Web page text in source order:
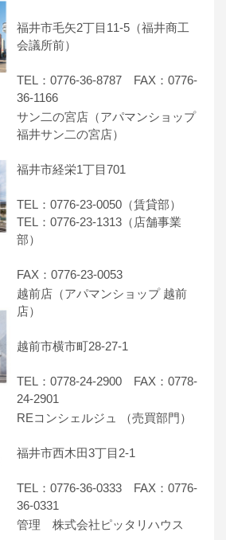
福井市毛矢2丁目11-5（福井商工
会議所前）
TEL：0776-36-8787 FAX：0776-
36-1166
サン二の宮店（アパマンショップ
福井サン二の宮店）
福井市経栄1丁目701
TEL：0776-23-0050（賃貸部）
TEL：0776-23-1313（店舗事業
部）
FAX：0776-23-0053
越前店（アパマンショップ 越前
店）
越前市横市町28-27-1
TEL：0778-24-2900 FAX：0778-
24-2901
REコンシェルジュ （売買部門）
福井市西木田3丁目2-1
TEL：0776-36-0333 FAX：0776-
36-0331
管理 株式会社ピッタリハウス